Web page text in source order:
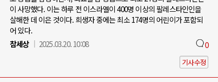
이 사망했다. 이는 하루 전 이스라엘이 400명 이상의 팔레스타인인을
살해한 데 이은 것이다. 희생자 중에는 최소 174명의 어린이가 포함되
어 있다.
참세상
2025.03.20. 10:08 0
기사수정